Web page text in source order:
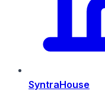
SyntraHouse